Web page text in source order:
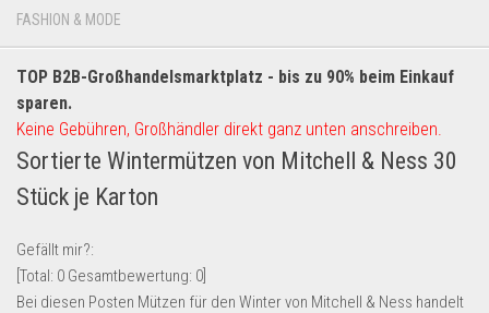
Geschenkartikel
Handy und Smartphone
Kosmetik & Pflege
Lebensmittel & Getränke
Multimedia & Elektro
Münzen
Spielzeug & Games
FASHION & MODE
TOP B2B-Großhandelsmarktplatz - bis zu 90% beim Einkauf
sparen.
Keine Gebühren, Großhändler direkt ganz unten anschreiben.
Sortierte Wintermützen von Mitchell & Ness 30
Stück je Karton
Gefällt mir?:
[Total: 0 Gesamtbewertung: 0
Bei diesen Posten Mützen für den Winter von Mitchell & Ness handelt